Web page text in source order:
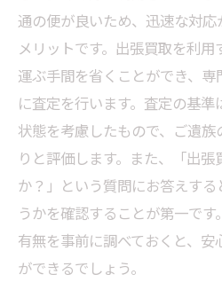
通の便が良いため、迅速な対
メリットです。出張買取を利
運ぶ手間を省くことができ、
に査定を行います。査定の基
状態を考慮したもので、ご遺
りと評価します。また、「出
か？」という質問にお答えす
うかを確認することが第一で
有無を事前に調べておくと、
ができるでしょう。